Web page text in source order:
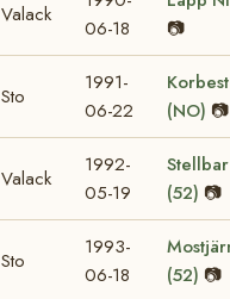
Valack
06-18
📷
Sto
1991-
06-22
Korbest
(NO) 📷
Valack
1992-
05-19
(52) 📷
Sto
1993-
06-18
(52) 📷